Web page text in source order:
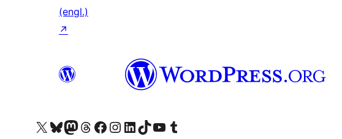
(engl.)
↗
Unser X-Konto (früher Twitter) besuchen
Unser Bluesky-Konto besuchen
Unser Mastodon-Konto besuchen
Unser Threads-Konto besuchen
Unsere Facebook-Seite besuchen
Unser Instagram-Konto besuchen
Unser LinkedIn-Konto besuchen
Unser TikTok-Konto besuchen
Unseren YouTube-Kanal besuchen
Unser Tumblr-Konto besuchen